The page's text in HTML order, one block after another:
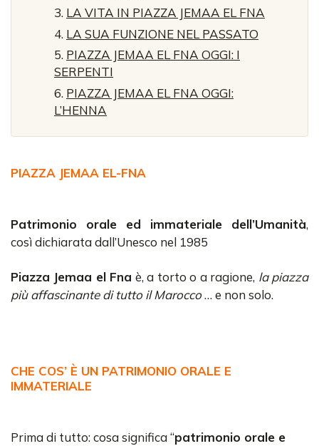
LA VITA IN PIAZZA JEMAA EL FNA
LA SUA FUNZIONE NEL PASSATO
PIAZZA JEMAA EL FNA OGGI: I
SERPENTI
PIAZZA JEMAA EL FNA OGGI:
L’HENNA
PIAZZA JEMAA EL-FNA
Patrimonio orale ed immateriale dell’Umanità,
così dichiarata dall’Unesco nel 1985
Piazza Jemaa el Fna è, a torto o a ragione, la piazza
più affascinante di tutto il Marocco… e non solo.
CHE COS’ È UN PATRIMONIO ORALE E
IMMATERIALE
Prima di tutto: cosa significa “patrimonio orale e